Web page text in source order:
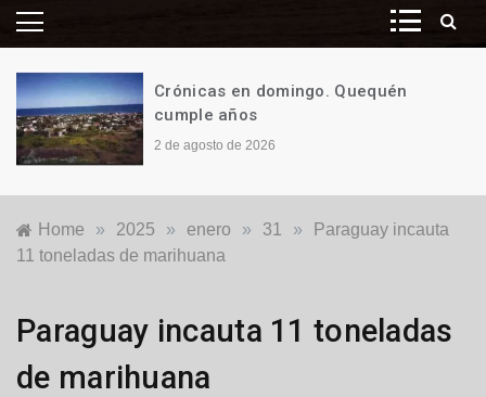
Crónicas en domingo. Quequén
cumple años
2 de agosto de 2026
Home » 2025 » enero » 31 »
Paraguay incauta
11 toneladas de marihuana
Internacionales
Paraguay incauta 11 toneladas
de marihuana